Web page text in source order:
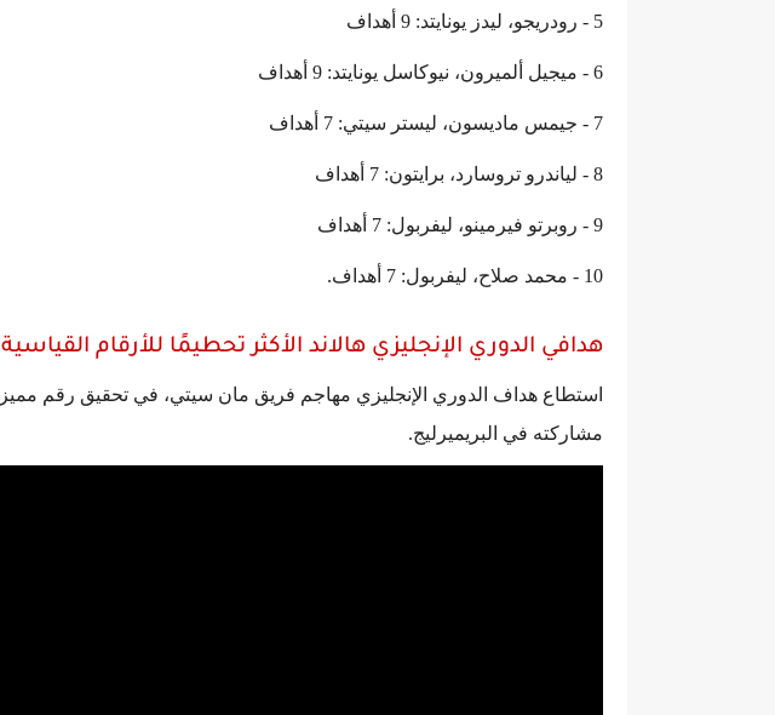
5 - رودريجو، ليدز يونايتد: 9 أهداف
6 - ميجيل ألميرون، نيوكاسل يونايتد: 9 أهداف
7 - جيمس ماديسون، ليستر سيتي: 7 أهداف
8 - لياندرو تروسارد، برايتون: 7 أهداف
9 - روبرتو فيرمينو، ليفربول: 7 أهداف
10 - محمد صلاح، ليفربول: 7 أهداف.
هدافي الدوري الإنجليزي هالاند الأكثر تحطيمًا للأرقام القياسية
مشاركته في البريميرليج.